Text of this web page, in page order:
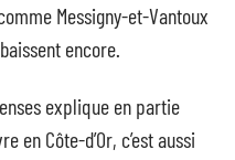
Messigny-et-Vantoux
encore.
explique en partie
en Côte-d’Or, c’est aussi